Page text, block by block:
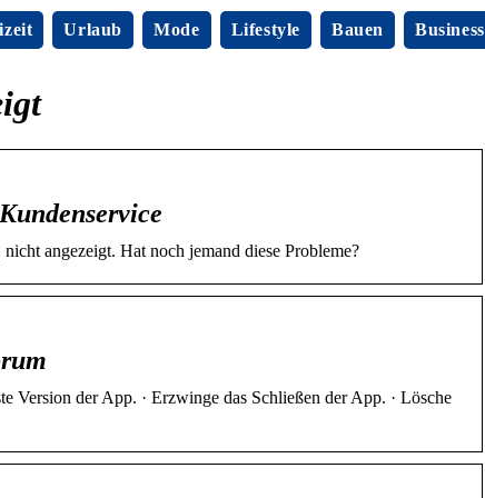
Urlaub Mode Lifestyle Bauen Business
angezeigt. Hat noch jemand diese Probleme?
Version der App. · Erzwinge das Schließen der App. · Lösche